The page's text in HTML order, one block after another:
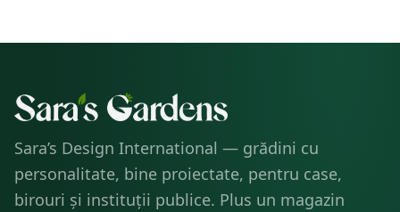
Sara’s Design International — grădini cu
personalitate, bine proiectate, pentru case,
birouri și instituții publice. Plus un magazin